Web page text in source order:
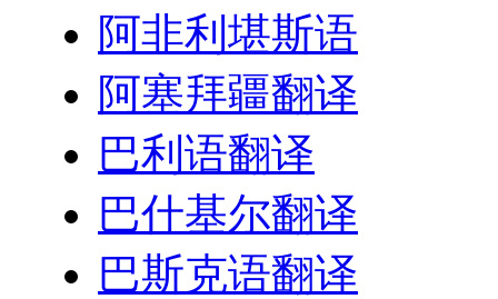
阿非利堪斯语
阿塞拜疆翻译
巴利语翻译
巴什基尔翻译
巴斯克语翻译